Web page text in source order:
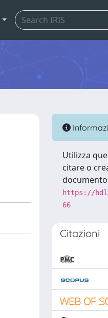
Utilizza
citare o
https://
66
Citazioni